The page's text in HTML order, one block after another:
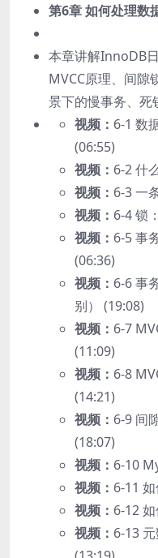
第6章 如何处理数
本章讲解InnoDB
MVCC原理、间隙
景下的慢事务、死
视频： 6-1 数
(06:55)
视频： 6-2 什
视频： 6-3 一
视频： 6-4 锁
视频： 6-5 事
(06:36)
视频： 6-6 事
别） (19:08)
视频： 6-7
(11:09)
视频： 6-8
(14:21)
视频： 6-9 间
(18:07)
视频： 6-10
视频： 6-11
视频： 6-12
视频： 6-13